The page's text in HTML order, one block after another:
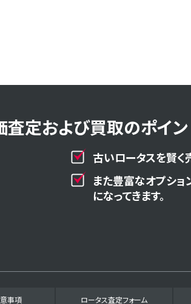
定および買取のポイン
古いロータスを賢く
また豊富なオプシ
になってきます。
事項 ロータス査定フォーム